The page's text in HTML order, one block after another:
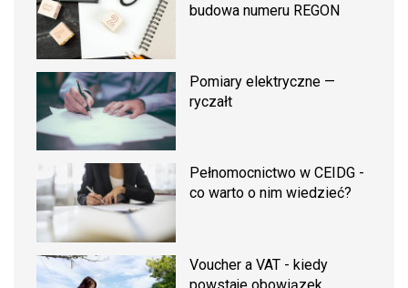
budowa numeru REGON
Pomiary elektryczne —
ryczałt
Pełnomocnictwo w CEIDG -
co warto o nim wiedzieć?
Voucher a VAT - kiedy
powstaje obowiązek